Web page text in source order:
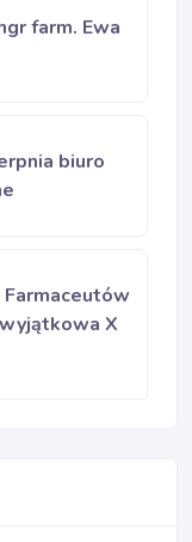
farm. Ewa
biuro
X